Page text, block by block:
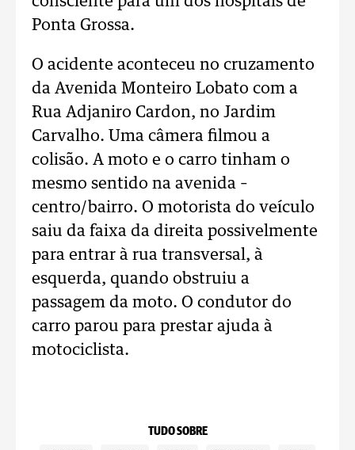
Ponta Grossa.
O acidente aconteceu no cruzamento
da Avenida Monteiro Lobato com a
Rua Adjaniro Cardon, no Jardim
Carvalho. Uma câmera filmou a
colisão. A moto e o carro tinham o
mesmo sentido na avenida –
centro/bairro. O motorista do veículo
saiu da faixa da direita possivelmente
para entrar à rua transversal, à
esquerda, quando obstruiu a
passagem da moto. O condutor do
carro parou para prestar ajuda à
motociclista.
TUDO SOBRE